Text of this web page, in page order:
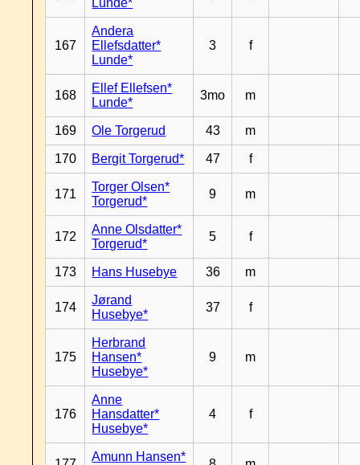
Lunde*
167
Andera
Ellefsdatter*
Lunde*
3 f
168
Ellef Ellefsen*
Lunde*
3mo m
169 Ole Torgerud 43 m
170 Bergit Torgerud* 47 f
171
Torger Olsen*
Torgerud*
9 m
172
Anne Olsdatter*
Torgerud*
5 f
173 Hans Husebye 36 m
174
Jørand
Husebye*
37 f
175
Herbrand
Hansen*
Husebye*
9 m
176
Anne
Hansdatter*
Husebye*
4 f
Amunn Hansen*